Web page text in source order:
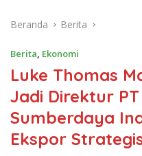
Beranda Berita
Berita, Ekonomi
Luke Thomas
Jadi Direktur
Sumberdaya
Ekspor